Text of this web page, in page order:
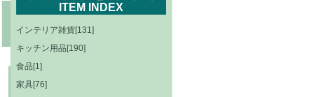
ITEM INDEX
インテリア雑貨[131]
キッチン用品[190]
食品[1]
家具[76]